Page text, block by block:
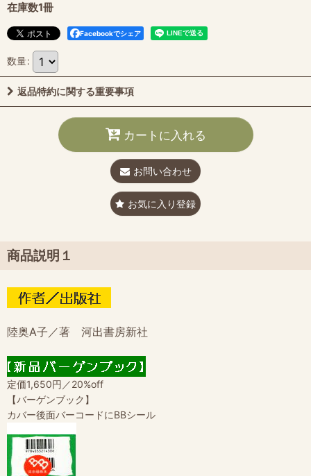
在庫数1冊
Facebookでシェア
数量:
返品特約に関する重要事項
カートに入れる
お問い合わせ
お気に入り登録
商品説明１
陸奥A子／著 河出書房新社
定価1,650円／20%off
【バーゲンブック】
カバー後面バーコードにBBシール